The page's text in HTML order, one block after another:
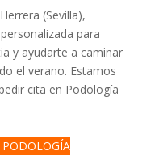
(Sevilla),
para
y ayudarte a caminar
el verano. Estamos
cita en Podología
PODOLOGÍA